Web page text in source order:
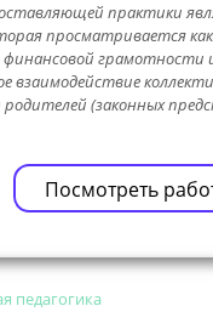
практики
просматривается
грамотности
взаимодействие
родителей (законных
Посмотреть
педагогика